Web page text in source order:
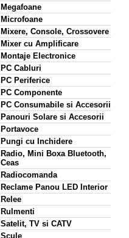
Megafoane
Microfoane
Mixere, Console, Crossovere
Mixer cu Amplificare
Montaje Electronice
PC Cabluri
PC Periferice
PC Componente
PC Consumabile si Accesorii
Panouri Solare si Accesorii
Portavoce
Pungi cu Inchidere
Radio, Mini Boxa Bluetooth,
Ceas
Radiocomanda
Reclame Panou LED Interior
Relee
Rulmenti
Satelit, TV si CATV
Scule